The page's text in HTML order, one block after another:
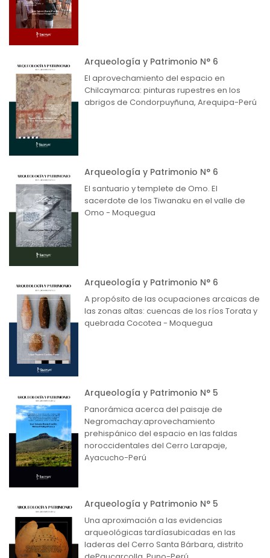
Arqueología y Patrimonio N° 6
El aprovechamiento del espacio en
Chilcaymarca: pinturas rupestres en los
abrigos de Condorpuyñuna, Arequipa-Perú
Arqueología y Patrimonio N° 6
El santuario y templete de Omo. El
sacerdote de los Tiwanaku en el valle de
Omo - Moquegua
Arqueología y Patrimonio N° 6
A propósito de las ocupaciones arcaicas de
las zonas altas: cuencas de los ríos Torata y
quebrada Cocotea - Moquegua
Arqueología y Patrimonio N° 5
Panorámica acerca del paisaje de
Negromachay:aprovechamiento
prehispánico del espacio en las faldas
noroccidentales del Cerro Larapaje,
Ayacucho-Perú
Arqueología y Patrimonio N° 5
Una aproximación a las evidencias
arqueológicas tardíasubicadas en las
laderas del Cerro Santa Bárbara, distrito